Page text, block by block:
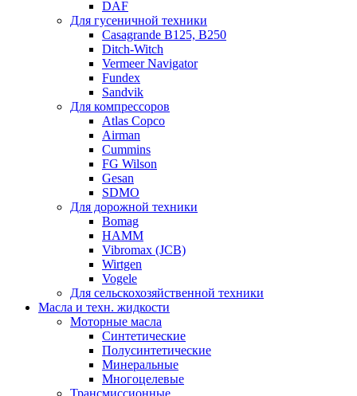
DAF
Для гусеничной техники
Casagrande B125, B250
Ditch-Witch
Vermeer Navigator
Fundex
Sandvik
Для компрессоров
Atlas Copco
Airman
Cummins
FG Wilson
Gesan
SDMO
Для дорожной техники
Bomag
HAMM
Vibromax (JCB)
Wirtgen
Vogele
Для сельскохозяйственной техники
Масла и техн. жидкости
Моторные масла
Синтетические
Полусинтетические
Минеральные
Многоцелевые
Трансмиссионные